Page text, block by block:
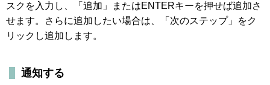
スクを入力し、「追加」またはENTERキーを押せば追加さ
せます。さらに追加したい場合は、「次のステップ」をク
リックし追加します。
通知する